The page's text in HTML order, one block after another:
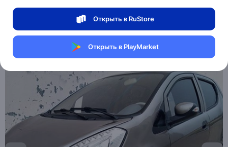
Открыть в RuStore
Открыть в PlayMarket
Магазин Ephdarren
Артикул:MXM5283983866